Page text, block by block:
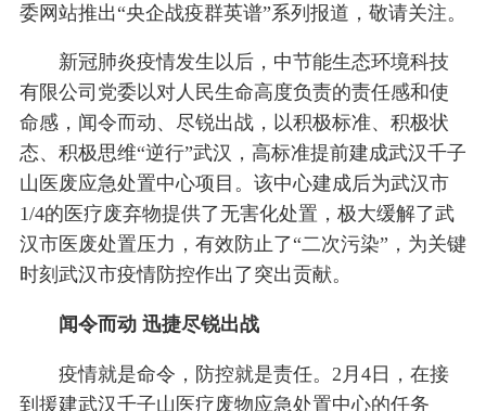
委网站推出“央企战疫群英谱”系列报道，敬请关注。
新冠肺炎疫情发生以后，中节能生态环境科技
有限公司党委以对人民生命高度负责的责任感和使
命感，闻令而动、尽锐出战，以积极标准、积极状
态、积极思维“逆行”武汉，高标准提前建成武汉千子
山医废应急处置中心项目。该中心建成后为武汉市
1/4的医疗废弃物提供了无害化处置，极大缓解了武
汉市医废处置压力，有效防止了“二次污染”，为关键
时刻武汉市疫情防控作出了突出贡献。
闻令而动 迅捷尽锐出战
疫情就是命令，防控就是责任。2月4日，在接
到援建武汉千子山医疗废物应急处置中心的任务